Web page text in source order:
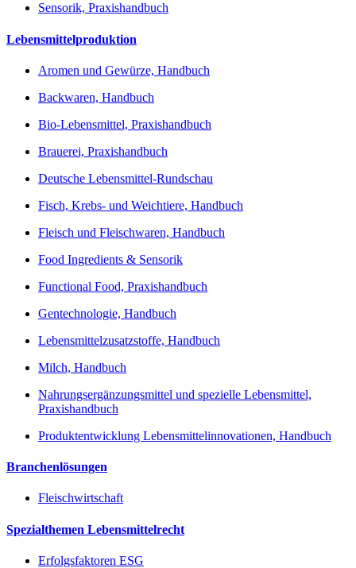
Sensorik, Praxishandbuch
Lebensmittelproduktion
Aromen und Gewürze, Handbuch
Backwaren, Handbuch
Bio-Lebensmittel, Praxishandbuch
Brauerei, Praxishandbuch
Deutsche Lebensmittel-Rundschau
Fisch, Krebs- und Weichtiere, Handbuch
Fleisch und Fleischwaren, Handbuch
Food Ingredients & Sensorik
Functional Food, Praxishandbuch
Gentechnologie, Handbuch
Lebensmittelzusatzstoffe, Handbuch
Milch, Handbuch
Nahrungsergänzungsmittel und spezielle Lebensmittel,
Praxishandbuch
Produktentwicklung Lebensmittelinnovationen, Handbuch
Branchenlösungen
Fleischwirtschaft
Spezialthemen Lebensmittelrecht
Erfolgsfaktoren ESG